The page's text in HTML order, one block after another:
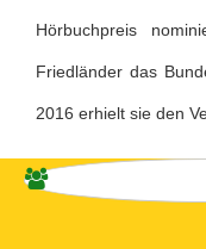
Hörbuchpreis
Friedländer das
2016 erhielt sie den